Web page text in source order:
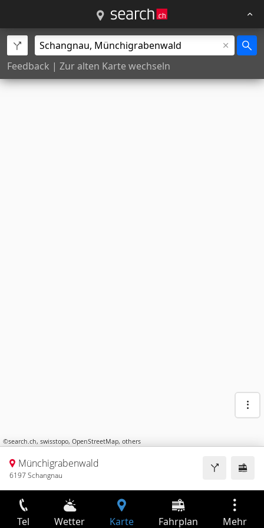
Feedback | Zur alten Karte wechseln
©search.ch, swisstopo, OpenStreetMap, others
Münchigrabenwald
6197 Schangnau
Tel Wetter Karte Fahrplan Mehr